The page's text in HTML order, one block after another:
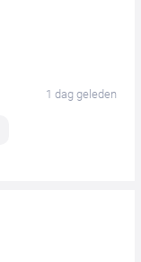
1 dag geleden